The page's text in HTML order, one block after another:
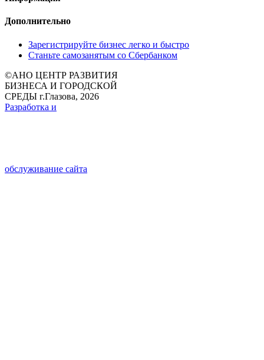
Дополнительно
Зарегистрируйте бизнес легко и быстро
Станьте самозанятым со Сбербанком
©АНО ЦЕНТР РАЗВИТИЯ
БИЗНЕСА И ГОРОДСКОЙ
СРЕДЫ г.Глазова, 2026
Разработка и
обслуживание сайта